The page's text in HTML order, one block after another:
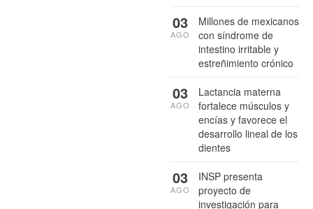
Millones de mexicanos
con síndrome de
intestino irritable y
estreñimiento crónico
03
AGO
Lactancia materna
fortalece músculos y
encías y favorece el
desarrollo lineal de los
dientes
03
AGO
INSP presenta
proyecto de
investigación para
03
AGO